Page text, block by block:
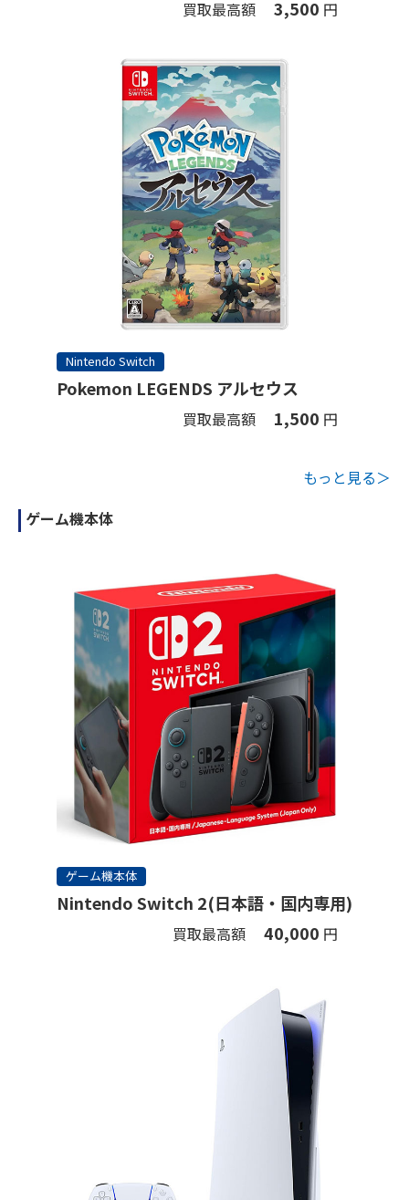
買取最高額 3,500 円
Nintendo Switch
Pokemon LEGENDS アルセウス
買取最高額 1,500 円
もっと見る＞
ゲーム機本体
ゲーム機本体
Nintendo Switch 2(日本語・国内専用)
買取最高額 40,000 円